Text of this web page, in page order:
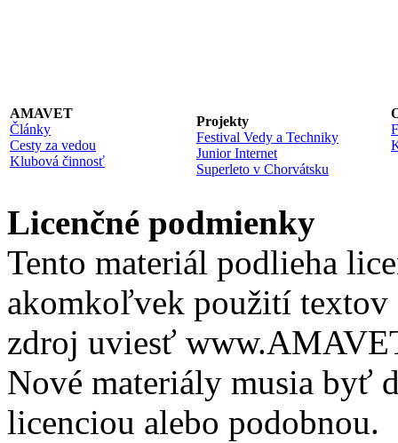
AMAVET
Články
Cesty za vedou
Klubová činnosť
Projekty
Festival Vedy a Techniky
Junior Internet
Superleto v Chorvátsku
Licenčné podmienky
Tento materiál podlieha
akomkoľvek použití textov
zdroj uviesť
Nové materiály musia byť
licenciou alebo podobnou.